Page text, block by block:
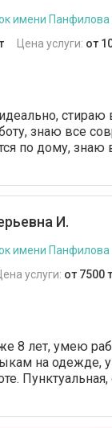
имени Панфилова
Цена услуги: от
знаю все
по дому,
И.
имени Панфилова
Цена услуги: от 7500
8 лет, умею
на одежде,
Пунктуальная,